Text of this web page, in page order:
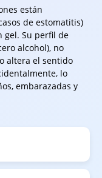
están
de estomatitis)
gel. Su perfil de
alcohol), no
altera el sentido
lo
embarazadas y